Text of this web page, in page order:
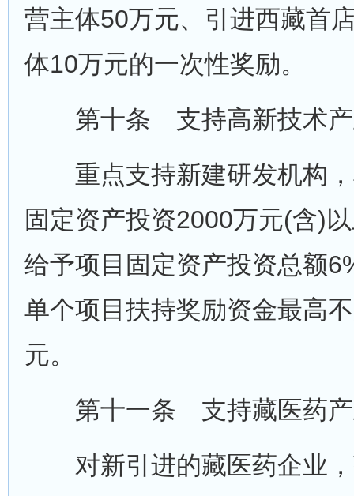
营主体50万元、引进西藏首
体10万元的一次性奖励。
第十条 支持高新技术
重点支持新建研发机构，
固定资产投资2000万元(含)
给予项目固定资产投资总额
单个项目扶持奖励资金最高
元。
第十一条 支持藏医药
对新引进的藏医药企业，